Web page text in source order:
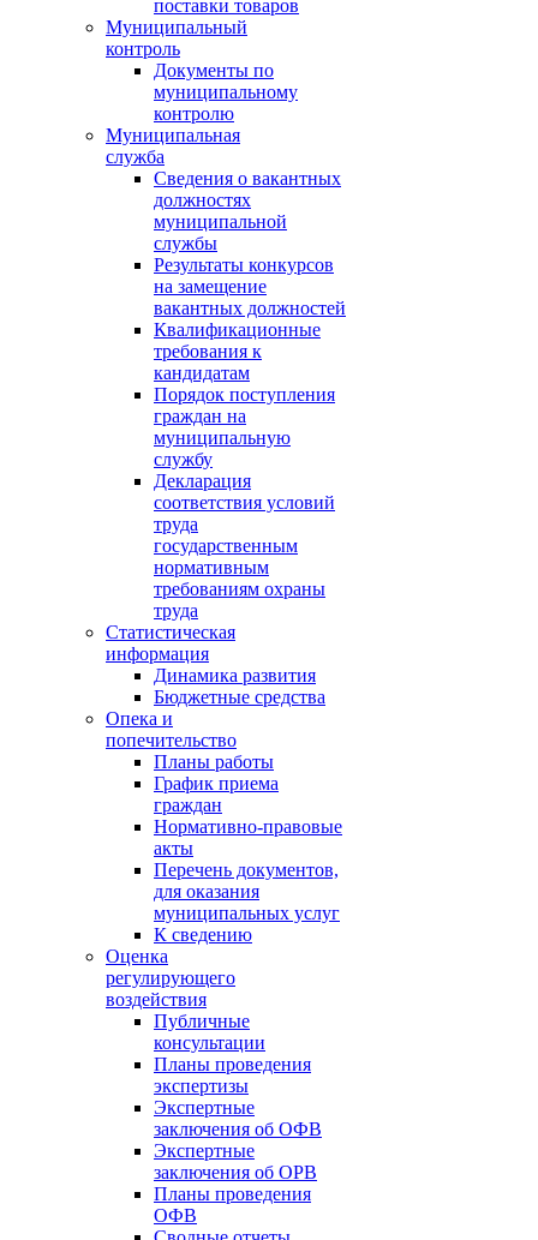
поставки товаров
Муниципальный
контроль
Документы по
муниципальному
контролю
Муниципальная
служба
Сведения о вакантных
должностях
муниципальной
службы
Результаты конкурсов
на замещение
вакантных должностей
Квалификационные
требования к
кандидатам
Порядок поступления
граждан на
муниципальную
службу
Декларация
соответствия условий
труда
государственным
нормативным
требованиям охраны
труда
Статистическая
информация
Динамика развития
Бюджетные средства
Опека и
попечительство
Планы работы
График приема
граждан
Нормативно-правовые
акты
Перечень документов,
для оказания
муниципальных услуг
К сведению
Оценка
регулирующего
воздействия
Публичные
консультации
Планы проведения
экспертизы
Экспертные
заключения об ОФВ
Экспертные
заключения об ОРВ
Планы проведения
ОФВ